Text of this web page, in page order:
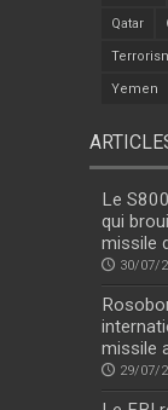
Qatar
Yemen
Le
qui
missile
30/07/
missile
29/07/